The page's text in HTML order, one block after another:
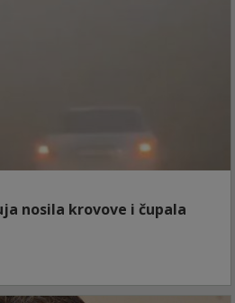
nosila krovove i čupala